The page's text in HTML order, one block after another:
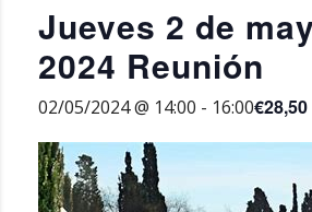
Jueves 2 de
2024 Reunión
02/05/2024 @ 14:00 - 16:00€28,50